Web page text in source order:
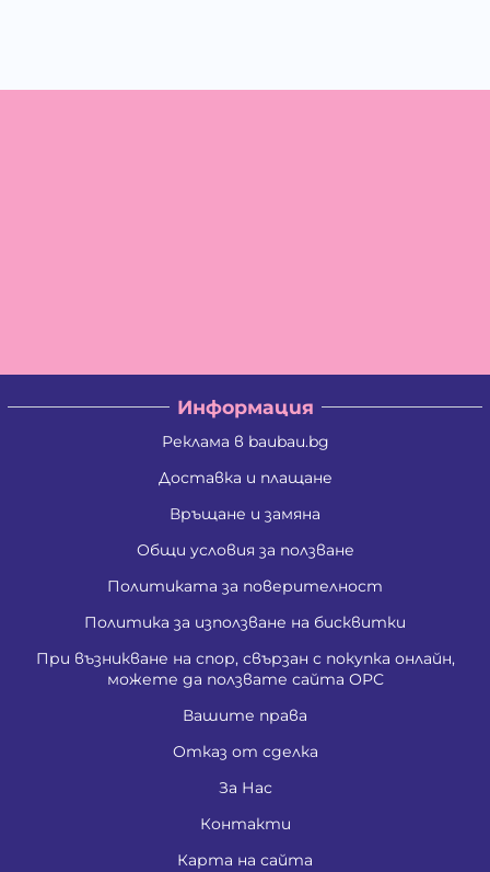
Информация
Реклама в baubau.bg
Доставка и плащане
Връщане и замяна
Общи условия за ползване
Политиката за поверителност
Политика за използване на бисквитки
При възникване на спор, свързан с покупка онлайн,
можете да ползвате сайта ОРС
Вашите права
Отказ от сделка
За Нас
Контакти
Карта на сайта